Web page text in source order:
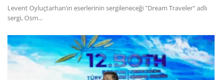
Levent Oyluçtarhan’ın eserlerinin sergileneceği "Dream Traveler" adlı
sergi, Osm...